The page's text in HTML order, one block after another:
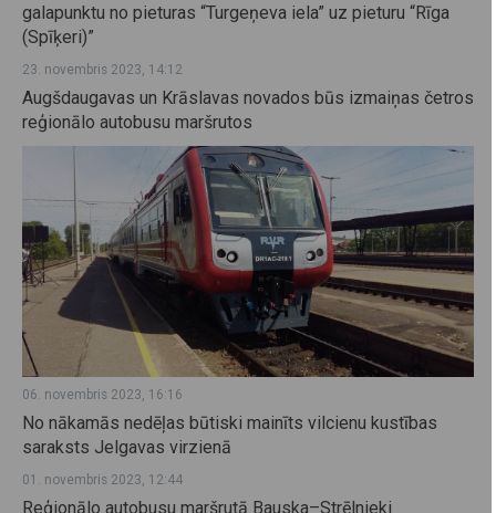
galapunktu no pieturas “Turgeņeva iela” uz pieturu “Rīga
(Spīķeri)”
23. novembris 2023, 14:12
Augšdaugavas un Krāslavas novados būs izmaiņas četros
reģionālo autobusu maršrutos
06. novembris 2023, 16:16
No nākamās nedēļas būtiski mainīts vilcienu kustības
saraksts Jelgavas virzienā
01. novembris 2023, 12:44
Reģionālo autobusu maršrutā Bauska–Strēlnieki